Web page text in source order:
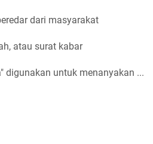
dari masyarakat
atau surat kabar
digunakan untuk menanyakan ...